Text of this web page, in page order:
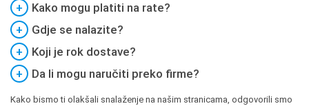
+
Kako mogu platiti na rate?
+
Gdje se nalazite?
+
Koji je rok dostave?
+
Da li mogu naručiti preko firme?
Kako bismo ti olakšali snalaženje na našim stranicama, odgovorili smo